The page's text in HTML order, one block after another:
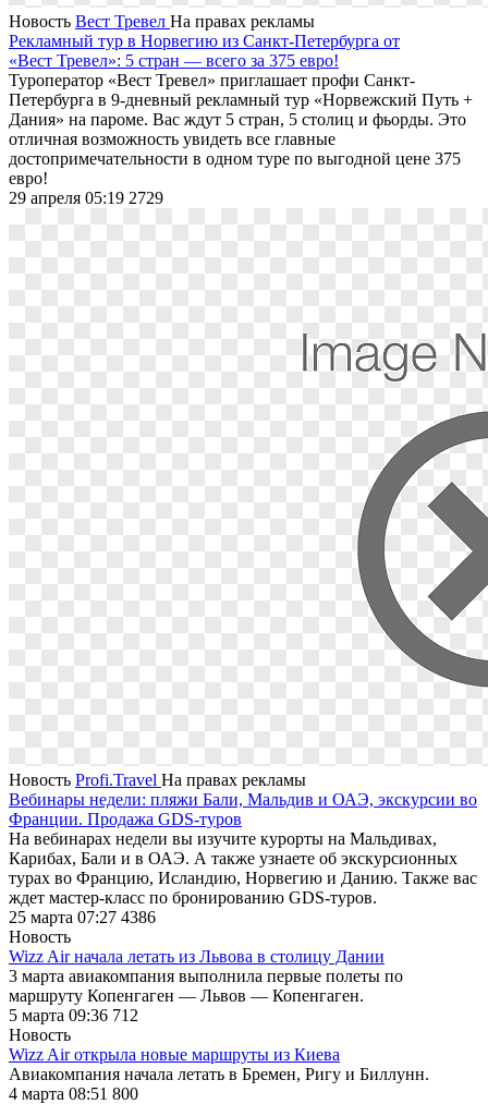
Новость Вест Тревел На правах рекламы
Рекламный тур в Норвегию из Санкт-Петербурга от
«Вест Тревел»: 5 стран — всего за 375 евро!
Туроператор «Вест Тревел» приглашает профи Санкт-
Петербурга в 9-дневный рекламный тур «Норвежский Путь +
Дания» на пароме. Вас ждут 5 стран, 5 столиц и фьорды. Это
отличная возможность увидеть все главные
достопримечательности в одном туре по выгодной цене 375
евро!
29 апреля 05:19 2729
Новость Profi.Travel На правах рекламы
Вебинары недели: пляжи Бали, Мальдив и ОАЭ, экскурсии во
Франции. Продажа GDS-туров
На вебинарах недели вы изучите курорты на Мальдивах,
Карибах, Бали и в ОАЭ. А также узнаете об экскурсионных
турах во Францию, Исландию, Норвегию и Данию. Также вас
ждет мастер-класс по бронированию GDS-туров.
25 марта 07:27 4386
Новость
Wizz Air начала летать из Львова в столицу Дании
3 марта авиакомпания выполнила первые полеты по
маршруту Копенгаген — Львов — Копенгаген.
5 марта 09:36 712
Новость
Wizz Air открыла новые маршруты из Киева
Авиакомпания начала летать в Бремен, Ригу и Биллунн.
4 марта 08:51 800